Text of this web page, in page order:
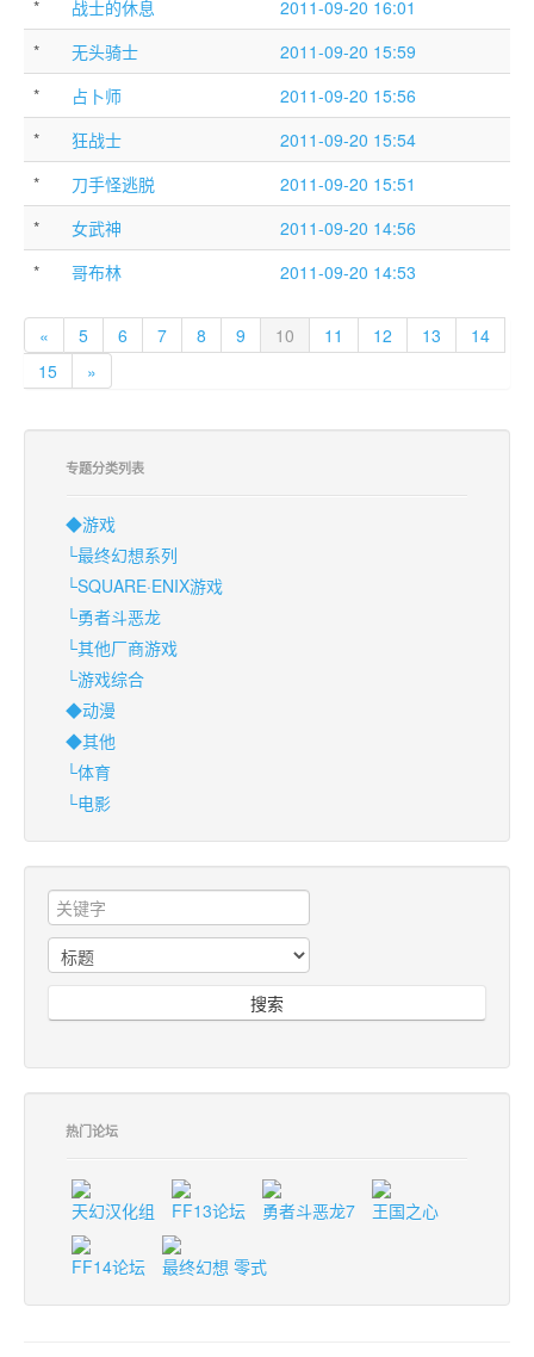
*
战士的休息
2011-09-20 16:01
*
无头骑士
2011-09-20 15:59
*
占卜师
2011-09-20 15:56
*
狂战士
2011-09-20 15:54
*
刀手怪逃脱
2011-09-20 15:51
*
女武神
2011-09-20 14:56
*
哥布林 2011-09-20 14:53
« 5 6 7 8 9 10 11 12 13
14
15
»
专题分类列表
◆游戏
└最终幻想系列
└SQUARE·ENIX游戏
└勇者斗恶龙
└其他厂商游戏
└游戏综合
◆动漫
◆其他
└体育
└电影
搜索
热门论坛
天幻汉化组 FF13论坛 勇者斗恶龙7 王国之心
FF14论坛 最终幻想 零式